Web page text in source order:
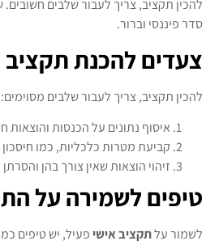
להכין תקציב, צריך לעבור שלבים
סדר פיננסי וברור.
צעדים להכנת תקציב
להכין תקציב, צריך לעבור שלבים מסוימים:
איסוף נתונים על הכנסות והוצאות
קביעת מטרות כלכליות, כמו
זיהוי הוצאות שאין צורך בהן
טיפים לשמירה על
לשמור עלתקציב אישיפעיל, יש טיפים